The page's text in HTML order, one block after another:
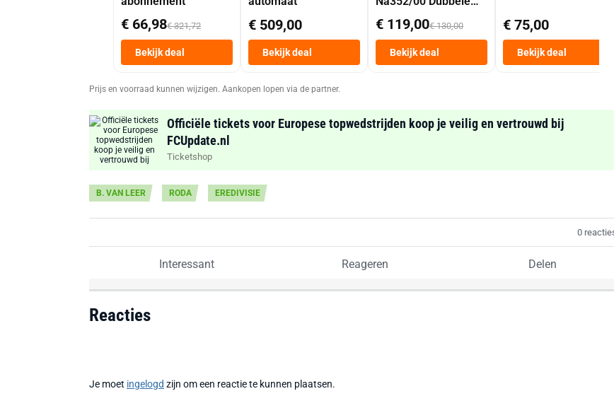
€ 66,98€ 321,72
Bekijk deal
€ 509,00
Bekijk deal
Mand 9 L Tot 6
Personen
Heteluchtfriteuse
Zwart
€ 119,00€ 130,00
Bekijk deal
€ 75,00
Bekijk deal
Prijs en voorraad kunnen wijzigen. Aankopen lopen via de partner.
Officiële tickets voor Europese topwedstrijden koop je veilig en vertrouwd bij
FCUpdate.nl
Ticketshop
B. VAN LEER RODA EREDIVISIE
0
Interessant Reageren Delen
Reacties
Je moet ingelogd zijn om een reactie te kunnen plaatsen.